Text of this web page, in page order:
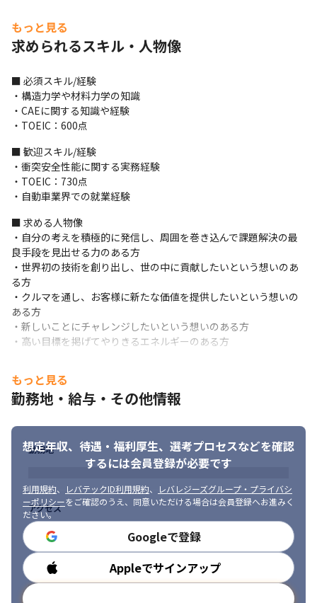
・CAE技術の予測精度の向上
・新たな衝突形態を評価するための技術の開発
＜開発環境＞
・開発手法はプロジェクトにより異なります
・コミュニケーションツールとしてはSlack、Google Meet、
Zoomを使用しています
＜研修に関して＞
・経験者に関しては基本的にOJTで業務理解を深めます
・R&D組織内にて、技術に関する専門性を磨くための研修を用意
しています
・専門家による講習や、社内で認定している資格を取得するため
の研修を受けることが可能です
・今後は、海外支社やパートナー企業とのコミュニケーション力
を向上すべく、TOEICのスコアアップを目指した研修を用意する
予定です
＜事業に関して＞
・電動化技術の先駆者として、世界初となる電気自動車（EV）
『リーフ』をはじめとするさまざまなニーズに応じた自動車を提
供しています（※）
・1933年12月の設立以来、「他のやらぬことを、やる」という日
います
■ この仕事の面白み、魅力
欠かつ開発力の土台になっているCAEに携われます
・最新の計算機を活用することで、CAEの技術を圧倒的に進化さ
せて、車両の開発に貢献できます
が提案した構造がカタチとなって、世の中に出ていくことに携わ
れます
・海外ポストや、アライアンスパートナーのルノー/三菱自動車と
の協業があり、チャレンジに溢れた環境が整ってるので、継続的
な成長を感じられます
※出典：Forbes
JAPAN（https://forbesjapan.com/articles/detail/38942）
もっと見る
求められるスキル・人物像
■ 必須スキル/経験
・構造力学や材料力学の知識
・CAEに関する知識や経験
・TOEIC：600点
■ 歓迎スキル/経験
・衝突安全性能に関する実務経験
・TOEIC：730点
・自動車業界での就業経験
■ 求める人物像
・自分の考えを積極的に発信し、周囲を巻き込んで課題解決の最
良手段を見出せる力のある方
・世界初の技術を創り出し、世の中に貢献したいという想いのあ
る方
・クルマを通し、お客様に新たな価値を提供したいという想いの
ある方
・新しいことにチャレンジしたいという想いのある方
・高い目標を掲げてやりきるエネルギーのある方
もっと見る
勤務地・給与・その他情報
想定年収、待遇・福利厚生、 選考プロセスなどを確認
するには会員登録が必要です
利用規約、 レバテックID利用規約、
レバレジーズグループ・プライバシ
ーポリシーをご確認のうえ、同意いただける場合は会員登録へお進みく
ださい。
Googleで登録
Appleでサインアップ
勤務地
アクセス
勤務時間